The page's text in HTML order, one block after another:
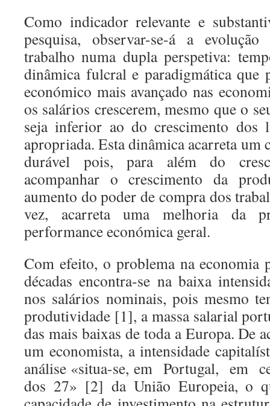
Como indicador relevante e
pesquisa, observar-se-á a
trabalho numa dupla perspetiva:
dinâmica fulcral e paradigmática que
económico mais avançado nas
os salários crescerem, mesmo que o
seja inferior ao do crescimento dos
apropriada. Esta dinâmica acarreta um
durável pois, para além do
acompanhar o crescimento da
aumento do poder de compra dos
vez, acarreta uma melhoria da
performance económica geral.
Com efeito, o problema na economia
décadas encontra-se na baixa
nos salários nominais, pois mesmo
produtividade [1], a massa salarial
das mais baixas de toda a Europa. De
um economista, a intensidade
análise «situa-se, em Portugal, em
dos 27» [2] da União Europeia, o